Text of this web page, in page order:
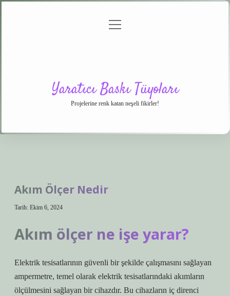
menüyü
Yaratıcı Baskı Tüyoları
Projelerine renk katan neşeli fikirler!
Akım Ölçer Nedir
Tarih: Ekim 6, 2024
Akım ölçer ne işe yarar?
Elektrik tesisatlarının güvenli bir şekilde çalışmasını sağlayan
ampermetre, temel olarak elektrik tesisatlarındaki akımların
ölçülmesini sağlayan bir cihazdır. Bu cihazların iç direnci